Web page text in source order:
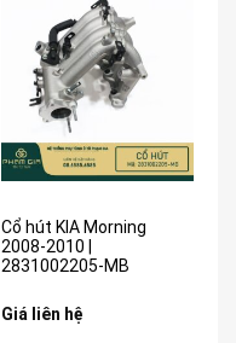
Cổ hút KIA Morning
2008-2010 |
2831002205-MB
Giá liên hệ